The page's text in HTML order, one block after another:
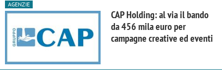
AGENZIE
CAP Holding: al via il bando
da 456 mila euro per
campagne creative ed eventi